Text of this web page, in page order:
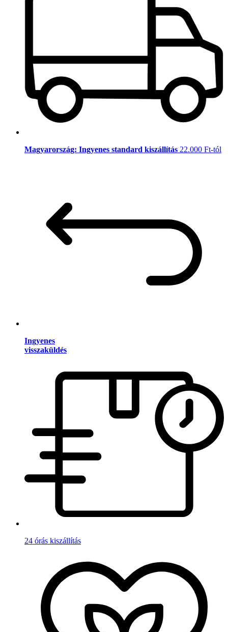
Magyarország: Ingyenes standard kiszállítás 22.000 Ft-tól
Ingyenes
visszaküldés
24 órás kiszállítás